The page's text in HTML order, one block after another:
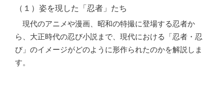
（１）姿を現した「忍者」たち
現代のアニメや漫画、昭和の特撮に登場する忍者か
ら、大正時代の忍び小説まで、現代における「忍者・忍
び」のイメージがどのように形作られたのかを解説しま
す。